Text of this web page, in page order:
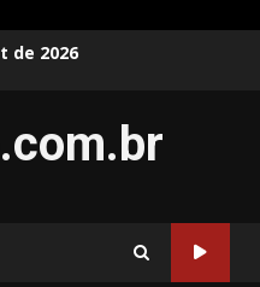
de 2026